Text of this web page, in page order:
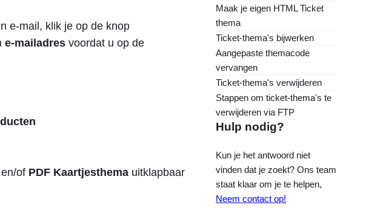
e-mail, klik je op de knop
e-mailadres voordat u op de
en/of PDF Kaartjesthema uitklapbaar
Maak je eigen HTML Ticket
thema
Ticket-thema's bijwerken
Aangepaste themacode
vervangen
Ticket-thema's verwijderen
Stappen om ticket-thema's te
verwijderen via FTP
Hulp nodig?
Kun je het antwoord niet
vinden dat je zoekt? Ons team
staat klaar om je te helpen,
Neem contact op!